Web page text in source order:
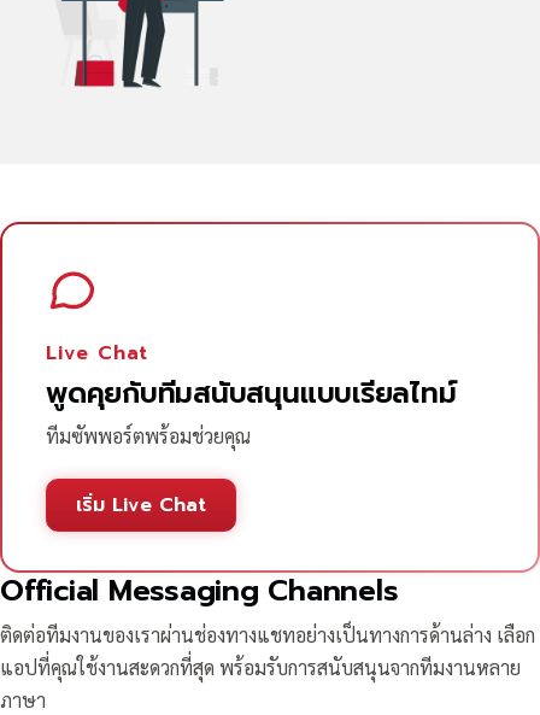
Live Chat
พูดคุยกับทีมสนับสนุนแบบเรียลไทม์
ทีมซัพพอร์ตพร้อมช่วยคุณ
เริ่ม Live Chat
Official Messaging Channels
ติดต่อทีมงานของเราผ่านช่องทางแชทอย่างเป็นทางการด้านล่าง เลือก
แอปที่คุณใช้งานสะดวกที่สุด พร้อมรับการสนับสนุนจากทีมงานหลาย
ภาษา